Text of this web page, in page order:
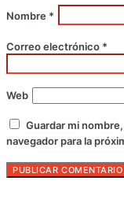
Nombre *
Correo electrónico *
Web
Guardar mi
navegador para la